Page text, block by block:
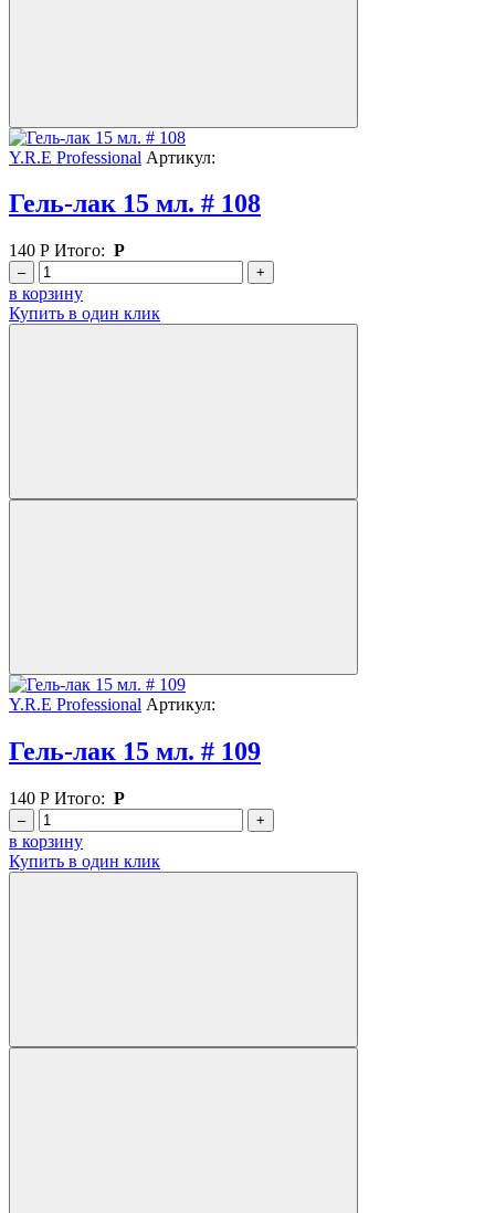
Y.R.E Professional Артикул:
Гель-лак 15 мл. # 108
140 Р Итого: Р
– +
в корзину
Купить в один клик
Y.R.E Professional Артикул:
Гель-лак 15 мл. # 109
140 Р Итого: Р
– +
в корзину
Купить в один клик